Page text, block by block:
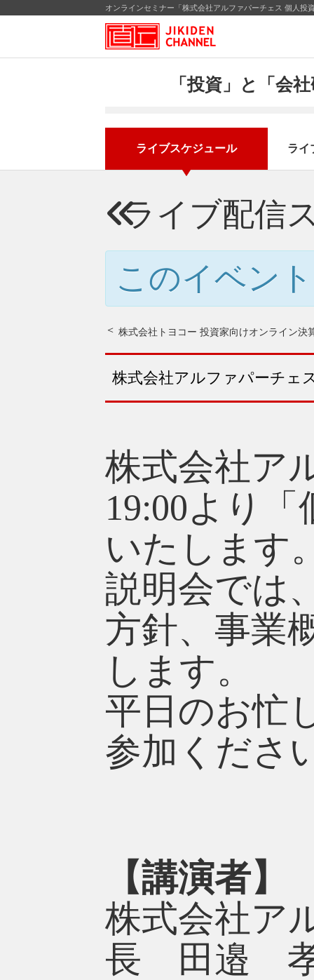
オンラインセミナー「株式会社アルファパーチェス 個人投
「投資」と「会
ライブスケジュール ライ
ライブ配信
このイベン
株式会社トヨコー 投資家向けオンライン決
株式会社アルファパーチェ
株式会社ア
19:00より
いたします
説明会では
方針、事業
します。
平日のお忙
参加くださ
【講演者】
株式会社
長 田邉